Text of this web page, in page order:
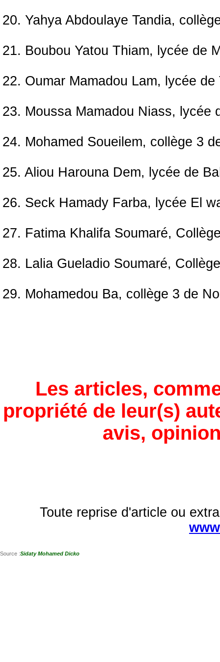
20. Yahya Abdoulaye Tandia,
21. Boubou Yatou Thiam, lycée de
22. Oumar Mamadou Lam, lycée
23. Moussa Mamadou Niass, lycée
24. Mohamed Soueilem, collège 3
25. Aliou Harouna Dem, lycée de
26. Seck Hamady Farba, lycée El
27. Fatima Khalifa Soumaré,
28. Lalia Gueladio Soumaré,
29. Mohamedou Ba, collège 3 de
Les articles,
propriété de leur(s)
avis,
Toute reprise d'article ou
Source :Sidaty Mohamed Dicko